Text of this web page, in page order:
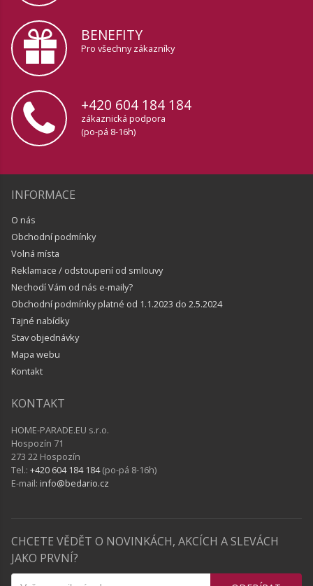
BENEFITY
Pro všechny zákazníky
+420 604 184 184
zákaznická podpora
(po-pá 8-16h)
INFORMACE
O nás
Obchodní podmínky
Volná místa
Reklamace / odstoupení od smlouvy
Nechodí Vám od nás e-maily?
Obchodní podmínky platné od 1.1.2023 do 2.5.2024
Tajné nabídky
Stav objednávky
Mapa webu
Kontakt
KONTAKT
HOME-PARADE.EU s.r.o.
Hospozín 71
273 22 Hospozín
Tel.: +420 604 184 184(po-pá 8-16h)
E-mail: info@bedario.cz
CHCETE VĚDĚT O NOVINKÁCH, AKCÍCH A SLEVÁCH
JAKO PRVNÍ?